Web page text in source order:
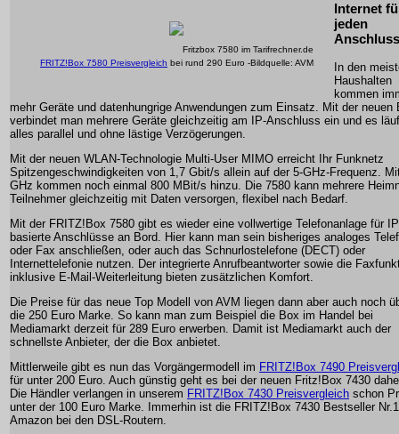
Fritzbox 7580 im Tarifrechner.de
FRITZ!Box 7580 Preisvergleich bei rund 290 Euro -Bildquelle: AVM
Internet
jeden
Anschluss
In den
Haushalten
kommen
mehr Geräte und datenhungrige Anwendungen zum Einsatz. Mit der neuen
verbindet man mehrere Geräte gleichzeitig am IP-Anschluss ein und es
alles parallel und ohne lästige Verzögerungen.
Mit der neuen WLAN-Technologie Multi-User MIMO erreicht Ihr Funknetz
Spitzengeschwindigkeiten von 1,7 Gbit/s allein auf der 5-GHz-Frequenz.
GHz kommen noch einmal 800 MBit/s hinzu. Die 7580 kann mehrere
Teilnehmer gleichzeitig mit Daten versorgen, flexibel nach Bedarf.
Mit der FRITZ!Box 7580 gibt es wieder eine vollwertige Telefonanlage für
basierte Anschlüsse an Bord. Hier kann man sein bisheriges analoges
oder Fax anschließen, oder auch das Schnurlostelefone (DECT) oder
Internettelefonie nutzen. Der integrierte Anrufbeantworter sowie die
inklusive E-Mail-Weiterleitung bieten zusätzlichen Komfort.
Die Preise für das neue Top Modell von AVM liegen dann aber auch noch
die 250 Euro Marke. So kann man zum Beispiel die Box im Handel bei
Mediamarkt derzeit für 289 Euro erwerben. Damit ist Mediamarkt auch der
schnellste Anbieter, der die Box anbietet.
Mittlerweile gibt es nun das Vorgängermodell im FRITZ!Box 7490
für unter 200 Euro. Auch günstig geht es bei der neuen Fritz!Box 7430
Die Händler verlangen in unserem FRITZ!Box 7430 Preisvergleich schon
unter der 100 Euro Marke. Immerhin ist die FRITZ!Box 7430 Bestseller
Amazon bei den DSL-Routern.